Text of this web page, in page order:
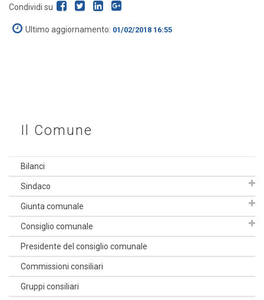
Condividi su
Ultimo aggiornamento: 01/02/2018 16:55
Il Comune
Bilanci
Sindaco
Giunta comunale
Consiglio comunale
Presidente del consiglio comunale
Commissioni consiliari
Gruppi consiliari